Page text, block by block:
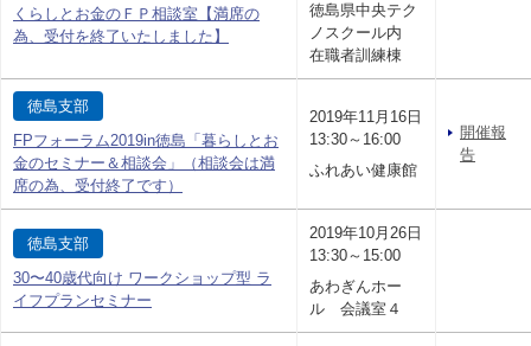
くらしとお金のＦＰ相談室【満席の
為、受付を終了いたしました】
徳島県中央テク
ノスクール内
在職者訓練棟
徳島支部
FPフォーラム2019in徳島「暮らしとお
金のセミナー＆相談会」（相談会は満
席の為、受付終了です）
2019年11月16日
13:30～16:00
ふれあい健康館
開催報
告
徳島支部
30〜40歳代向け ワークショップ型 ラ
イフプランセミナー
2019年10月26日
13:30～15:00
あわぎんホー
ル 会議室４